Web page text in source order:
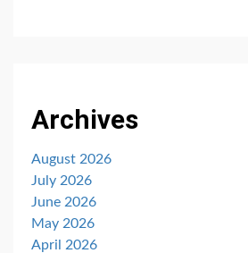
Archives
August 2026
July 2026
June 2026
May 2026
April 2026